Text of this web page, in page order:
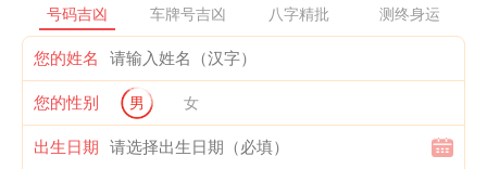
号码吉凶 车牌号吉凶 八字精批 测终身运
您的姓名
您的性别 男 女
出生日期